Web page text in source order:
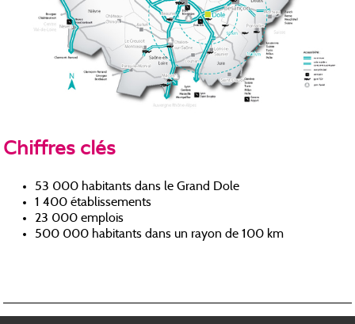
Chiffres clés
53 000 habitants dans le Grand Dole
1 400 établissements
23 000 emplois
500 000 habitants dans un rayon de 100 km